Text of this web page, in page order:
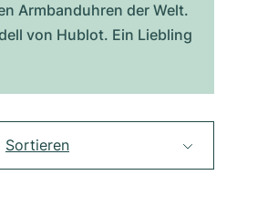
Armbanduhren der Welt.
von Hublot. Ein Liebling
Sortieren